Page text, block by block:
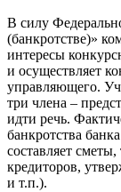
В силу
(банкротстве)»
интересы
и осуществляет
управляющего.
три члена –
идти речь.
банкротства
составляет
кредиторов,
и т.п.).